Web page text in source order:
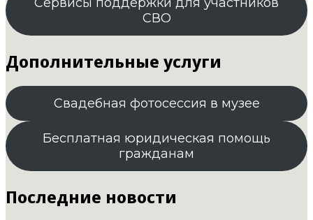
СВО
Дополнительные услуги
Свадебная фотосессия в музее
Бесплатная юридическая помощь
гражданам
Последние новости